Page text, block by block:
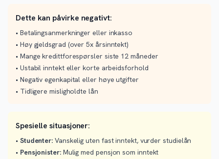
Dette kan påvirke negativt:
• Betalingsanmerkninger eller inkasso
• Høy gjeldsgrad (over 5x årsinntekt)
• Mange kredittforespørsler siste 12 måneder
• Ustabil inntekt eller korte arbeidsforhold
• Negativ egenkapital eller høye utgifter
• Tidligere misligholdte lån
Spesielle situasjoner:
• Studenter: Vanskelig uten fast inntekt, vurder studielån
• Pensjonister:Mulig med pensjon som inntekt